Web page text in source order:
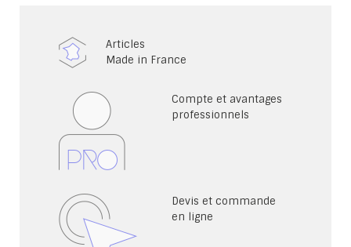
Articles
Made in France
Compte et avantages
professionnels
Devis et commande
en ligne